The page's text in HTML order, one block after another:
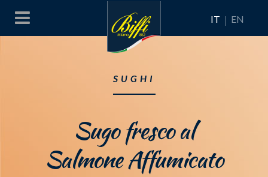
IT EN
SUGHI
Sugo fresco al
Salmone Affumicato